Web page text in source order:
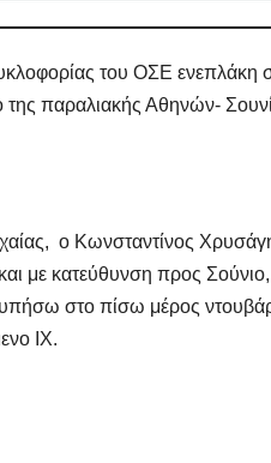
του ΟΣΕ
της παραλιακής Αθηνών-
ο Κωνσταντίνος
και με κατεύθυνση προς
στο πίσω μέρος
ΙΧ.